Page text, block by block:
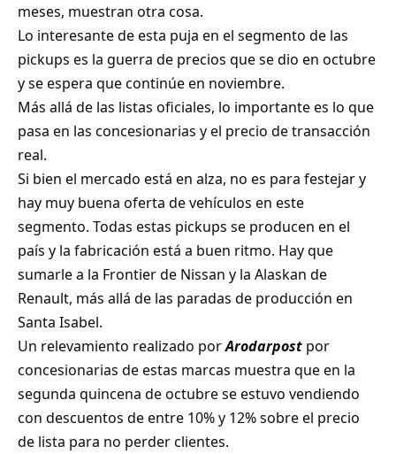
meses, muestran otra cosa.
Lo interesante de esta puja en el segmento de las
pickups es la guerra de precios que se dio en octubre
y se espera que continúe en noviembre.
Más allá de las listas oficiales, lo importante es lo que
pasa en las concesionarias y el precio de transacción
real.
Si bien el mercado está en alza, no es para festejar y
hay muy buena oferta de vehículos en este
segmento. Todas estas pickups se producen en el
país y la fabricación está a buen ritmo. Hay que
sumarle a la Frontier de Nissan y la Alaskan de
Renault, más allá de las paradas de producción en
Santa Isabel.
Un relevamiento realizado porArodarpost por
concesionarias de estas marcas muestra que en la
segunda quincena de octubre se estuvo vendiendo
con descuentos de entre 10% y 12% sobre el precio
de lista para no perder clientes.